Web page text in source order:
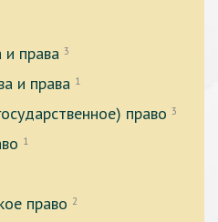
и права 3
и права 1
право 3
1
право 2